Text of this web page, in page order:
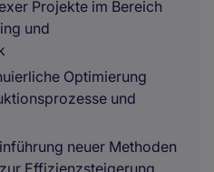
Projekte im Bereich
und
Optimierung
und
neuer Methoden
Effizienzsteigerung